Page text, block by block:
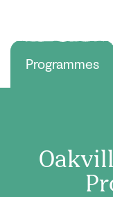
Programmes